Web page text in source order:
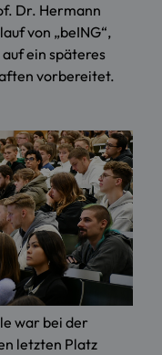
Dr. Hermann
von „beING“,
ein späteres
vorbereitet.
war bei der
letzten Platz